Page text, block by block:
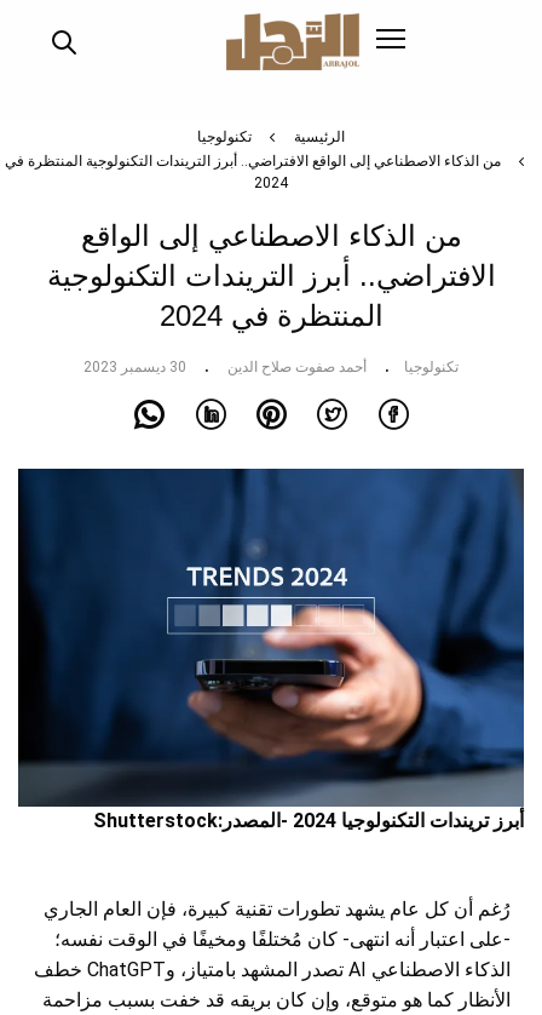
الرئيسية
تكنولوجيا
من الذكاء الاصطناعي إلى الواقع الافتراضي.. أبرز التريندات التكنولوجية المنتظرة في
2024
من الذكاء الاصطناعي إلى الواقع
الافتراضي.. أبرز التريندات التكنولوجية
المنتظرة في 2024
تكنولوجيا أحمد صفوت صلاح الدين 30 ديسمبر 2023
أبرز تريندات التكنولوجيا 2024 -المصدر:Shutterstock
رُغم أن كل عام يشهد تطورات تقنية كبيرة، فإن العام الجاري
-على اعتبار أنه انتهى- كان مُختلفًا ومخيفًا في الوقت نفسه؛
الذكاء الاصطناعي AI تصدر المشهد بامتياز، وChatGPT خطف
الأنظار كما هو متوقع، وإن كان بريقه قد خفت بسبب مزاحمة